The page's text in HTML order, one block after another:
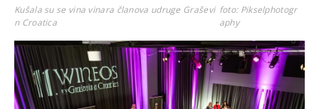
Kušala su se vina vinara članova udruge Graševi
n Croatica
foto: Pikselphotogr
aphy